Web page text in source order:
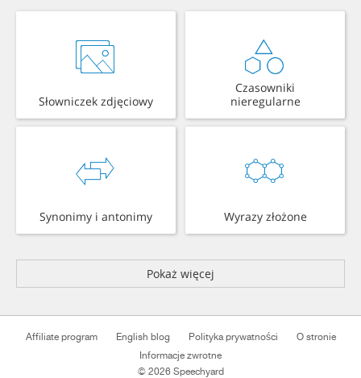
Słowniczek zdjęciowy
Czasowniki
nieregularne
Synonimy i antonimy Wyrazy złożone
Pokaż więcej
Affiliate program English blog Polityka prywatności
O stronie
Informacje zwrotne
© 2026 Speechyard